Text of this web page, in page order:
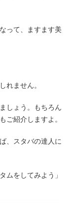
って、ますます美
れません。
しょう。もちろん
ご紹介しますよ。
、スタバの達人に
ムをしてみよう」